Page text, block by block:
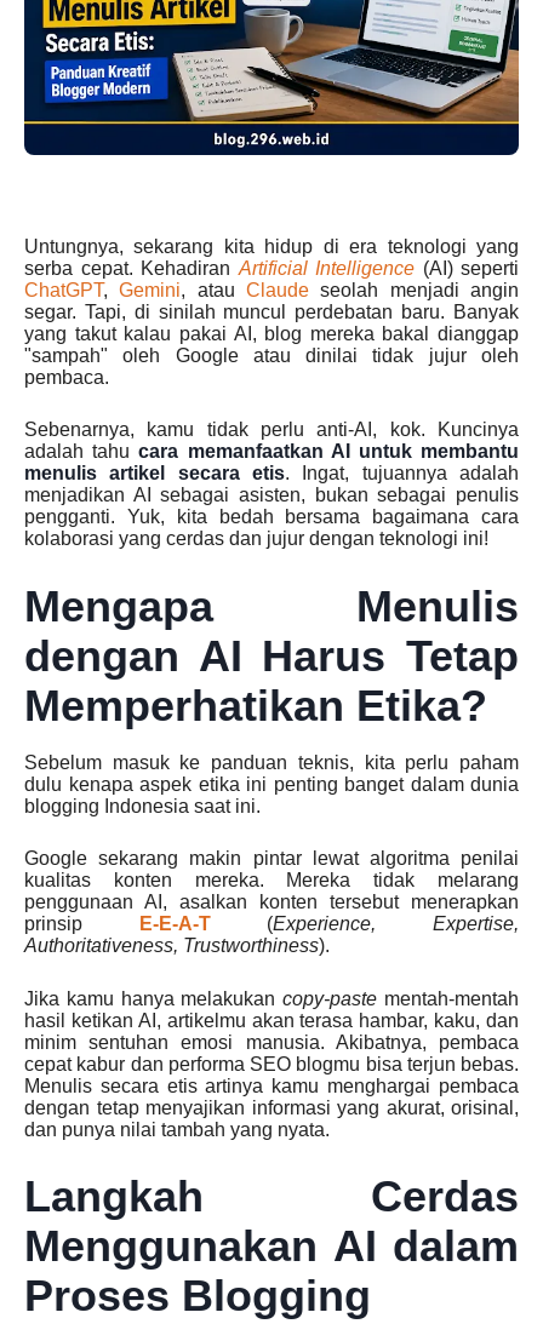
Untungnya, sekarang kita hidup di era teknologi yang
serba cepat. Kehadiran Artificial Intelligence (AI) seperti
ChatGPT,Gemini, atauClaude seolah menjadi angin
segar. Tapi, di sinilah muncul perdebatan baru. Banyak
yang takut kalau pakai AI, blog mereka bakal dianggap
"sampah" oleh Google atau dinilai tidak jujur oleh
pembaca.
Sebenarnya, kamu tidak perlu anti-AI, kok. Kuncinya
adalah tahucara memanfaatkan AI untuk membantu
menulis artikel secara etis. Ingat, tujuannya adalah
menjadikan AI sebagai asisten, bukan sebagai penulis
pengganti. Yuk, kita bedah bersama bagaimana cara
kolaborasi yang cerdas dan jujur dengan teknologi ini!
Mengapa Menulis
dengan AI Harus Tetap
Memperhatikan Etika?
Sebelum masuk ke panduan teknis, kita perlu paham
dulu kenapa aspek etika ini penting banget dalam dunia
blogging Indonesia saat ini.
Google sekarang makin pintar lewat algoritma penilai
kualitas konten mereka. Mereka tidak melarang
penggunaan AI, asalkan konten tersebut menerapkan
prinsip
E-E-A-T(Experience, Expertise,
Authoritativeness, Trustworthiness).
Jika kamu hanya melakukancopy-paste mentah-mentah
hasil ketikan AI, artikelmu akan terasa hambar, kaku, dan
minim sentuhan emosi manusia. Akibatnya, pembaca
cepat kabur dan performa SEO blogmu bisa terjun bebas.
Menulis secara etis artinya kamu menghargai pembaca
dengan tetap menyajikan informasi yang akurat, orisinal,
dan punya nilai tambah yang nyata.
Langkah Cerdas
Menggunakan AI dalam
Proses Blogging